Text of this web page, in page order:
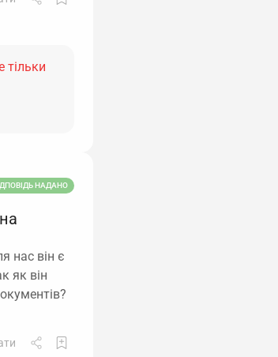
тільки
НАДАНО
нас він є
як він